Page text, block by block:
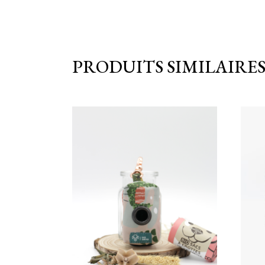
PRODUITS SIMILAIRES